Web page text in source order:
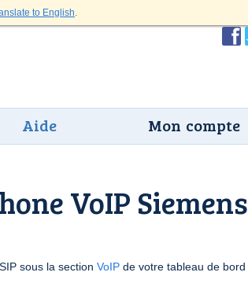
to English.
Aide Mon compte
VoIP Siemens
sous la section VoIP de votre tableau de bord